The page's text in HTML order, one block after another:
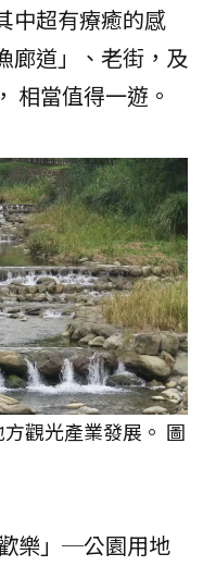
中超有療癒的感
廊道」、老街，及
相當值得一遊。
觀光產業發展。 圖
樂」─公園用地